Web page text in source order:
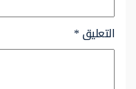
التعليق*